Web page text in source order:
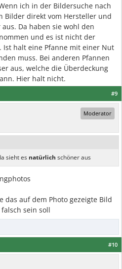
ich in der Bildersuche nach
Bilder direkt vom Hersteller und
Da haben sie wohl den
und es ist nicht der
Ist halt eine Pfanne mit einer Nut
muss. Bei anderen Pfannen
aus, welche die Überdeckung
Hier halt nicht.
#9
Moderator
sieht es natürlich schöner aus
das auf dem Photo gezeigte Bild
sein soll
#10